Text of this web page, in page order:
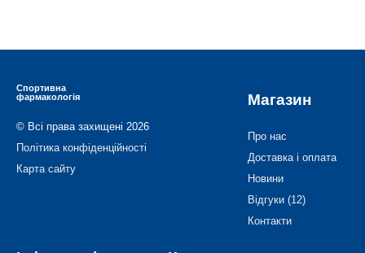
Спортивна
фармакологія
© Всі права захищені 2026
Політика конфіденційності
Карта сайту
Магазин
Про нас
Доставка і оплата
Новини
Відгуки (12)
Контакти